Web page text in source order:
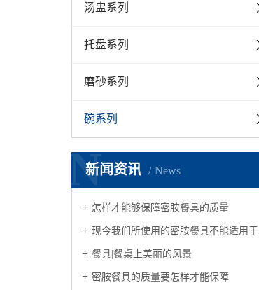
汤盅系列
托盘系列
磨砂系列
碗系列
新闻资讯 News
N
怎样才能够保障密胺餐具的质量
现今我们所使用的密胺餐具不能适用于微波炉
餐具|餐桌上美丽的风景
密胺餐具的质量要怎样才能保障